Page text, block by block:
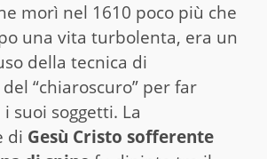
morì nel 1610 poco più che
una vita turbolenta, era un
della tecnica di
“chiaroscuro” per far
suoi soggetti. La
di Gesù Cristo sofferente